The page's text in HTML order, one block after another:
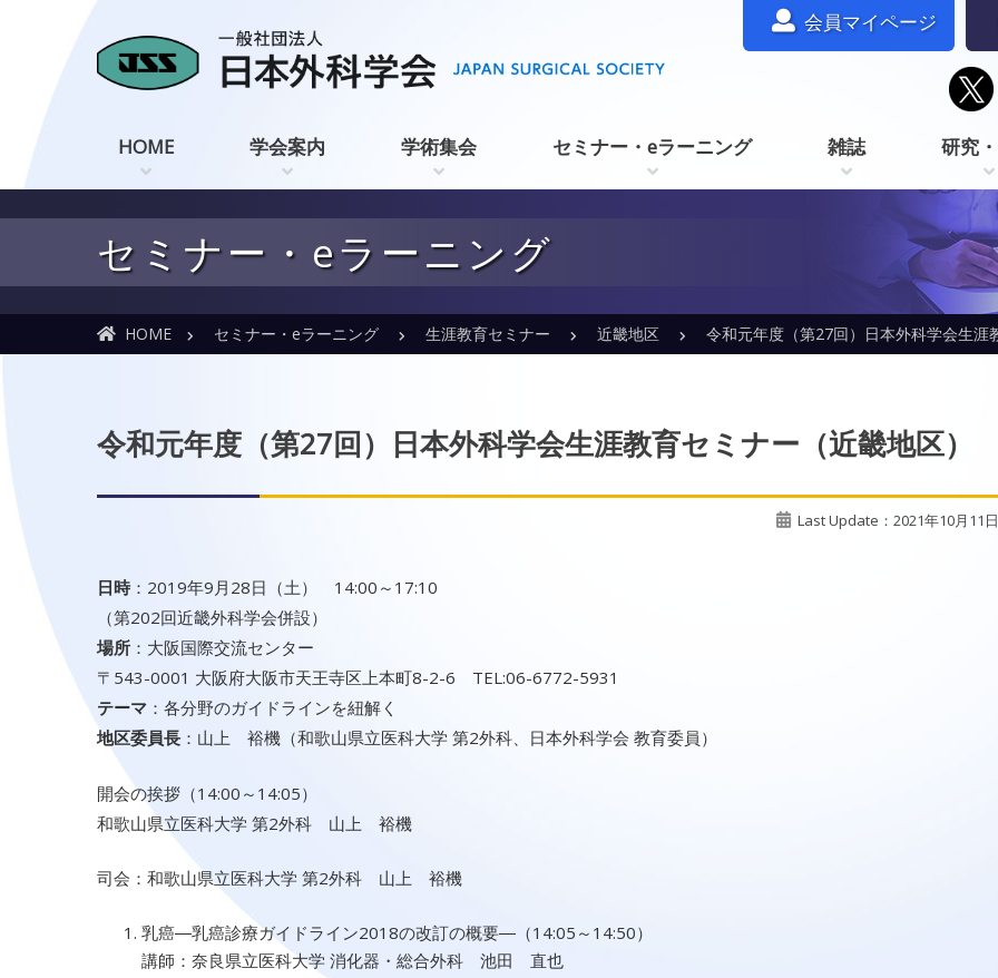
会員マイページ
HOME 学会案内 学術集会 セミナー・eラーニング 雑誌 研究
セミナー・eラーニング
HOME セミナー・eラーニング 生涯教育セミナー 近畿地区 令和元年度（第27回）日本外科学会生涯
令和元年度（第27回）日本外科学会生涯教育セミナー（近畿地区）
Last Update：2021年10月11日
日時：2019年9月28日（土） 14:00～17:10
（第202回近畿外科学会併設）
場所 ：大阪国際交流センター
〒543-0001 大阪府大阪市天王寺区上本町8-2-6 TEL:06-6772-5931
テーマ ：各分野のガイドラインを紐解く
地区委員長 ：山上 裕機（和歌山県立医科大学 第2外科、日本外科学会 教育委員）
開会の挨拶（14:00～14:05）
和歌山県立医科大学 第2外科 山上 裕機
司会：和歌山県立医科大学 第2外科 山上 裕機
乳癌―乳癌診療ガイドライン2018の改訂の概要―（14:05～14:50）
講師：奈良県立医科大学 消化器・総合外科 池田 直也